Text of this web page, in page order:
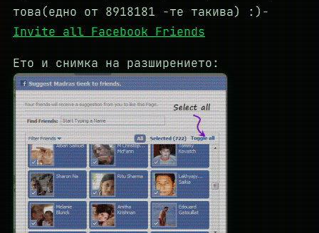
това(едно от 8918181 -те такива) :)-
Invite all Facebook Friends
Ето и снимка на разширението: